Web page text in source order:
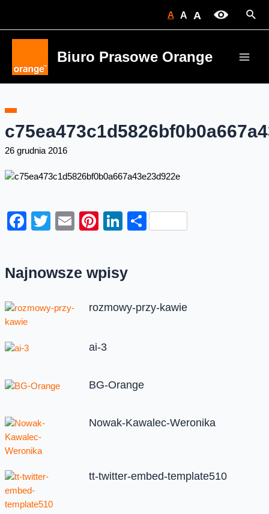
A A A
Biuro Prasowe Orange
26 grudnia 2016
Facebook
Twitter
EmailPinterest
LinkedIn
Share
Najnowsze wpisy
rozmowy-przy-kawie
ai-3
BG-Orange
Nowak-Kawalec-Weronika
tt-twitter-embed-template510